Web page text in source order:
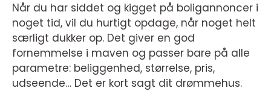
Når du har siddet og kigget på boligannoncer i
noget tid, vil du hurtigt opdage, når noget helt
særligt dukker op. Det giver en god
fornemmelse i maven og passer bare på alle
parametre: beliggenhed, størrelse, pris,
udseende… Det er kort sagt dit drømmehus.